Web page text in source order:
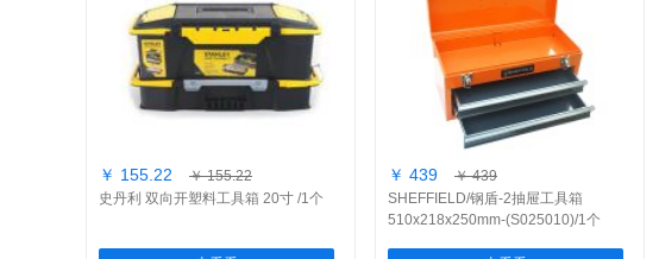
￥ 155.22
￥ 155.22
史丹利 双向开塑料工具箱 20寸 /1个
￥ 439
￥ 439
SHEFFIELD/钢盾-2抽屉工具箱
510x218x250mm-(S025010)/1个